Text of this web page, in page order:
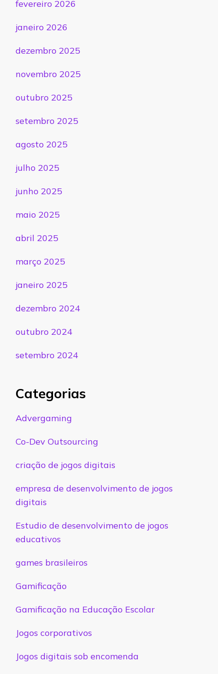
fevereiro 2026
janeiro 2026
dezembro 2025
novembro 2025
outubro 2025
setembro 2025
agosto 2025
julho 2025
junho 2025
maio 2025
abril 2025
março 2025
janeiro 2025
dezembro 2024
outubro 2024
setembro 2024
Categorias
Advergaming
Co-Dev Outsourcing
criação de jogos digitais
empresa de desenvolvimento de jogos
digitais
Estudio de desenvolvimento de jogos
educativos
games brasileiros
Gamificação
Gamificação na Educação Escolar
Jogos corporativos
Jogos digitais sob encomenda